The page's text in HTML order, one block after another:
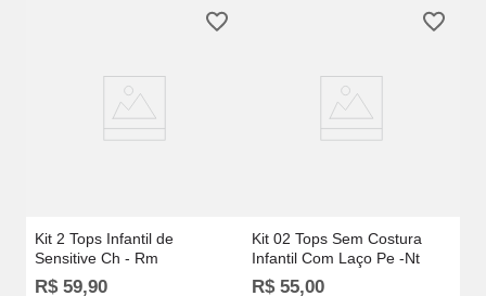
Kit 2 Tops Infantil de
Sensitive Ch - Rm
R$ 59,90
Kit 02 Tops Sem Costura
Infantil Com Laço Pe -Nt
R$ 55,00